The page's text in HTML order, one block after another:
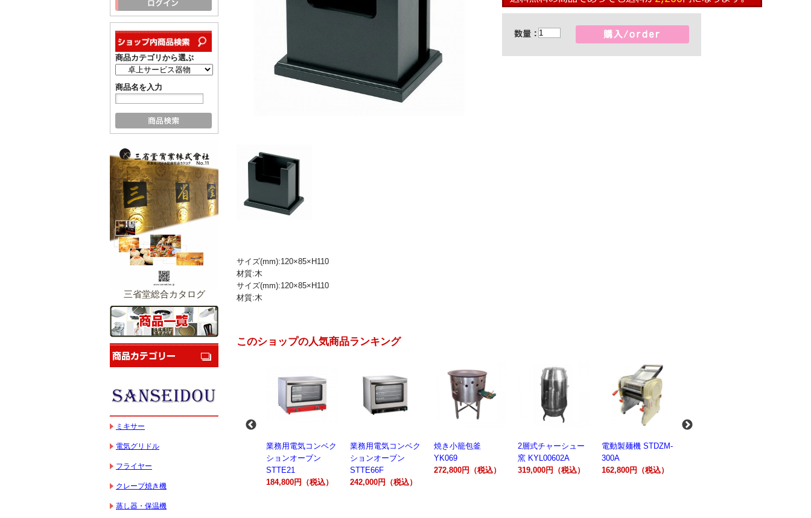
サイズ(mm):120×85×H110
材質:木
サイズ(mm):120×85×H110
材質:木
このショップの人気商品ランキング
業務用スパイラルミ
HTHS30IN
595,100円（税込）
業務用電気コンベク
ションオーブン
STTE66F
242,000円（税込）
焼き小籠包釜
YK069
272,800円（税込）
2層式チャーシュー
窯 KYL00602A
319,000円（税込）
電動製麺機 STDZM-
300A
162,800円（税込）
業務用スパイラルミ
キサー 10L
HTHS10INK
商品カテゴリから選ぶ
商品名を入力
三省堂総合カタログ
ミキサー
電気グリドル
フライヤー
クレープ焼き機
蒸し器・保温機